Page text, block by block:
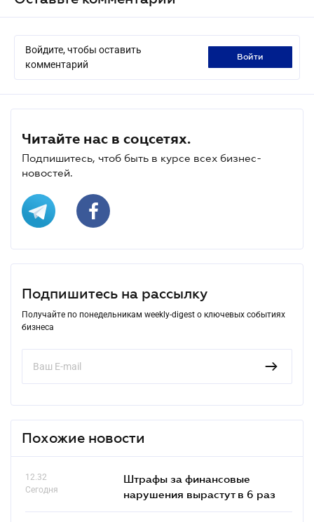
Войдите, чтобы оставить
комментарий
войти
Читайте нас в соцсетях.
Подпишитесь, чтоб быть в курсе всех бизнес-
новостей.
Подпишитесь на рассылку
Получайте по понедельникам weekly-digest о ключевых событиях
бизнеса
Похожие новости
12.32
Сегодня
Штрафы за финансовые
нарушения вырастут в 6 раз